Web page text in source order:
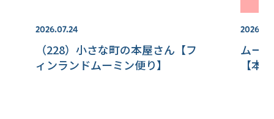
2026.07.24
（228）小さな町の本屋さん【フ
ィンランドムーミン便り】
ムー
【本